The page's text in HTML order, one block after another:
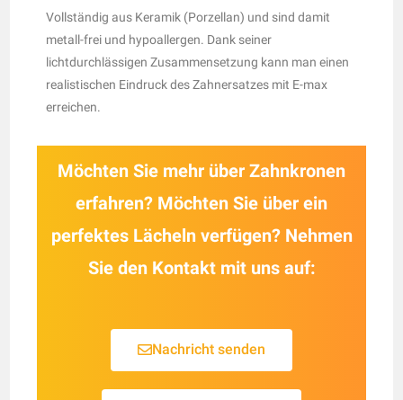
Vollständig aus Keramik (Porzellan) und sind damit
metall-frei und hypoallergen. Dank seiner
lichtdurchlässigen Zusammensetzung kann man einen
realistischen Eindruck des Zahnersatzes mit E-max
erreichen.
Möchten Sie mehr über Zahnkronen
erfahren? Möchten Sie über ein
perfektes Lächeln verfügen? Nehmen
Sie den Kontakt mit uns auf:
Nachricht senden